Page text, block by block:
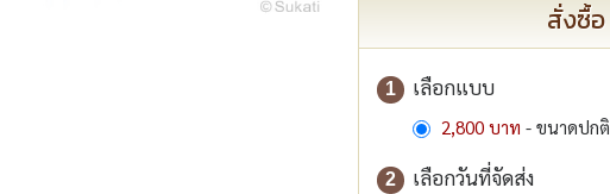
สั่งซื้อ
1 เลือกแบบ
2,800 บาท - ขนาดปกติ
2 เลือกวันที่จัดส่ง